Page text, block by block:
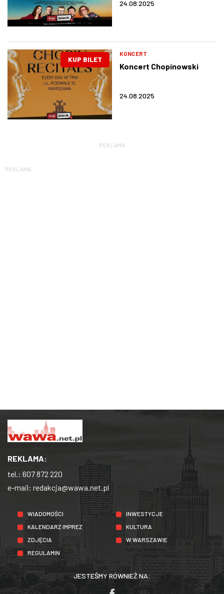
24.08.2025
KUP BILET
KONCERT
Koncert Chopinowski
24.08.2025
REKLAMA
REKLAMA
REKLAMA:
tel.: 607 872 220
e-mail: redakcja@wawa.net.pl
WIADOMOŚCI
INWESTYCJE
KALENDARZ IMPREZ
KULTURA
ZDJĘCIA
W WARSZAWIE
REGULAMIN
JESTEŚMY RÓWNIEŻ NA: